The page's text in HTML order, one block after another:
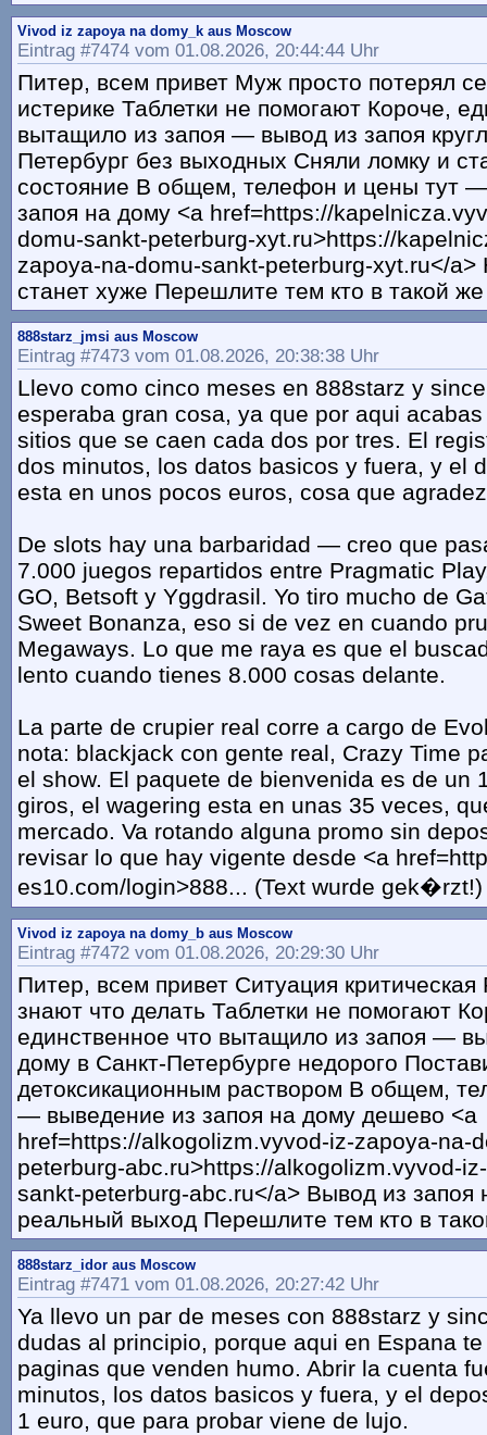
Vivod iz zapoya na domy_k aus Moscow
Eintrag #7474 vom 01.08.2026, 20:44:44 Uhr
Питер, всем привет Муж просто потерял
истерике Таблетки не помогают Короче,
вытащило из запоя — вывод из запоя
Петербург без выходных Сняли ломку и
состояние В общем, телефон и цены тут
запоя на дому <a href=https://
domu-sankt-peterburg-xyt.ru>https://
zapoya-na-domu-sankt-peterburg-xyt.ru</a>
станет хуже Перешлите тем кто в такой
888starz_jmsi aus Moscow
Eintrag #7473 vom 01.08.2026, 20:38:38 Uhr
Llevo como cinco meses en 888starz y
esperaba gran cosa, ya que por aqui
sitios que se caen cada dos por tres. El
dos minutos, los datos basicos y fuera, y el
esta en unos pocos euros, cosa que
De slots hay una barbaridad — creo que
7.000 juegos repartidos entre Pragmatic
GO, Betsoft y Yggdrasil. Yo tiro mucho de
Sweet Bonanza, eso si de vez en cuando
Megaways. Lo que me raya es que el
lento cuando tienes 8.000 cosas delante.
La parte de crupier real corre a cargo de
nota: blackjack con gente real, Crazy Time
el show. El paquete de bienvenida es de un
giros, el wagering esta en unas 35 veces,
mercado. Va rotando alguna promo sin
revisar lo que hay vigente desde <a
es10.com/login>888... (Text wurde gek�rzt!)
Vivod iz zapoya na domy_b aus Moscow
Eintrag #7472 vom 01.08.2026, 20:29:30 Uhr
Питер, всем привет Ситуация критическая
знают что делать Таблетки не помогают
единственное что вытащило из запоя —
дому в Санкт-Петербурге недорого
детоксикационным раствором В общем,
— выведение из запоя на дому дешево <a
href=https://alkogolizm.vyvod-iz-zapoya-na-
peterburg-abc.ru>https://alkogolizm.vyvod-
sankt-peterburg-abc.ru</a> Вывод из
реальный выход Перешлите тем кто в
888starz_idor aus Moscow
Eintrag #7471 vom 01.08.2026, 20:27:42 Uhr
Ya llevo un par de meses con 888starz y
dudas al principio, porque aqui en Espana
paginas que venden humo. Abrir la cuenta
minutos, los datos basicos y fuera, y el
1 euro, que para probar viene de lujo.